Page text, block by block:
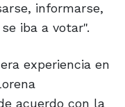
informarse,
iba a votar".
experiencia en
acuerdo con la